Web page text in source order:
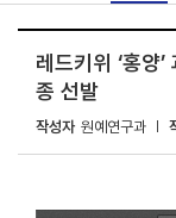
레드키위 ‘홍양
종 선발
작성자 원예연구과